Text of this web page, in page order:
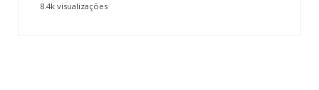
8.4k visualizações